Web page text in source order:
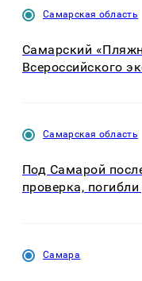
Самарская область
Самарский
Всероссийского
Самарская область
Под Самарой
проверка,
Самара